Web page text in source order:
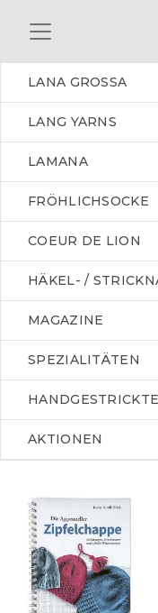
LANA GROSSA
LANG YARNS
LAMANA
FRÖHLICHSOCKE
COEUR DE LION
HÄKEL- /
MAGAZINE
SPEZIALITÄTEN
AKTIONEN